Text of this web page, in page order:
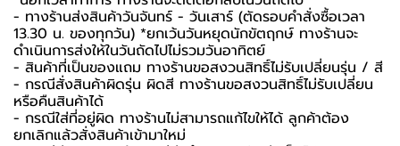
- ทางร้านส่งสินค้าวันจันทร์ - วันเสาร์ (ตัดรอบคำสั่งซื้อเวลา
13.30 น. ของทุกวัน) *ยกเว้นวันหยุดนักขัตฤกษ์ ทางร้านจะ
ดำเนินการส่งให้ในวันถัดไปไม่รวมวันอาทิตย์
- สินค้าที่เป็นของแถม ทางร้านขอสงวนสิทธิ์ไม่รับเปลี่ยนรุ่น / สี
- กรณีสั่งสินค้าผิดรุ่น ผิดสี ทางร้านขอสงวนสิทธิ์ไม่รับเปลี่ยน
หรือคืนสินค้าได้
- กรณีใส่ที่อยู่ผิด ทางร้านไม่สามารถแก้ไขให้ได้ ลูกค้าต้อง
ยกเลิกแล้วสั่งสินค้าเข้ามาใหม่